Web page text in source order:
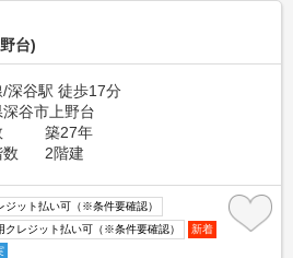
台)
深谷駅 徒歩17分
谷市上野台
築27年
2階建
ジット払い可（※条件要確認）
クレジット払い可（※条件要確認）
新着